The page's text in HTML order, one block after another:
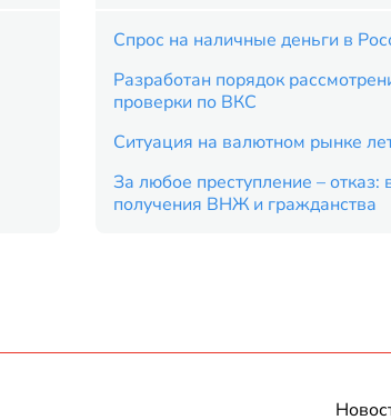
Спрос на наличные деньги в
Разработан порядок
проверки по ВКС
Ситуация на валютном рынке
За любое преступление –
получения ВНЖ и гражданства